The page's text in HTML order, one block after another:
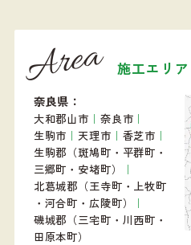
Area 施工エリア
奈良県
大和郡山市 ｜ 奈良市 ｜
生駒市 ｜ 天理市 ｜ 香芝市 ｜
生駒郡（斑鳩町・平群町・
三郷町・安堵町）
｜
北葛城郡（王寺町・上牧町
・河合町・広陵町）
｜
磯城郡（三宅町・川西町・
田原本町）